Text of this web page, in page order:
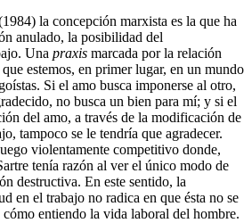
la concepción marxista es la que ha
anulado, la posibilidad del
Una praxis marcada por la relación
estemos, en primer lugar, en un mundo
Si el amo busca imponerse al otro,
no busca un bien para mí; y si el
del amo, a través de la modificación de
tampoco se le tendría que agradecer.
violentamente competitivo donde,
tenía razón al ver el único modo de
destructiva. En este sentido, la
en el trabajo no radica en que ésta no se
cómo entiendo la vida laboral del hombre.